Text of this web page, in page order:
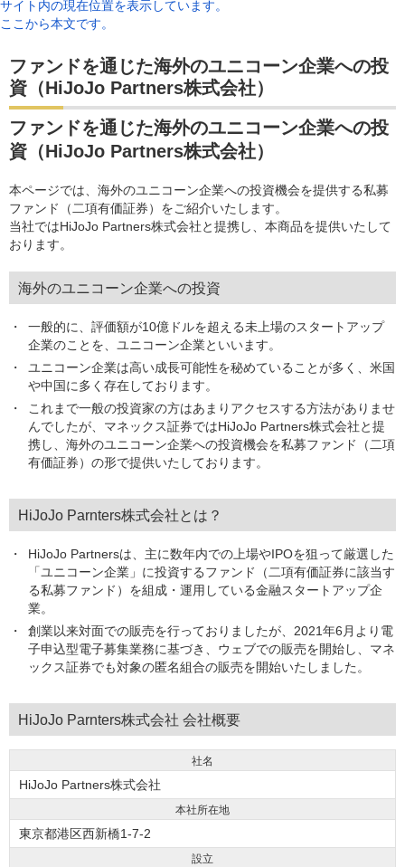
サイト内の現在位置を表示しています。
ここから本文です。
ファンドを通じた海外のユニコーン企業への投
資（HiJoJo Partners株式会社）
ファンドを通じた海外のユニコーン企業への投
資（HiJoJo Partners株式会社）
本ページでは、海外のユニコーン企業への投資機会を提供する私募
ファンド（二項有価証券）をご紹介いたします。
当社ではHiJoJo Partners株式会社と提携し、本商品を提供いたして
おります。
海外のユニコーン企業への投資
一般的に、評価額が10億ドルを超える未上場のスタートアップ
企業のことを、ユニコーン企業といいます。
ユニコーン企業は高い成長可能性を秘めていることが多く、米国
や中国に多く存在しております。
これまで一般の投資家の方はあまりアクセスする方法がありませ
んでしたが、マネックス証券ではHiJoJo Partners株式会社と提
携し、海外のユニコーン企業への投資機会を私募ファンド（二項
有価証券）の形で提供いたしております。
HiJoJo Parnters株式会社とは？
HiJoJo Partnersは、主に数年内での上場やIPOを狙って厳選した
「ユニコーン企業」に投資するファンド（二項有価証券に該当す
る私募ファンド）を組成・運用している金融スタートアップ企
業。
創業以来対面での販売を行っておりましたが、2021年6月より電
子申込型電子募集業務に基づき、ウェブでの販売を開始し、マネ
ックス証券でも対象の匿名組合の販売を開始いたしました。
HiJoJo Parnters株式会社 会社概要
社名
HiJoJo Partners株式会社
本社所在地
東京都港区西新橋1-7-2
設立